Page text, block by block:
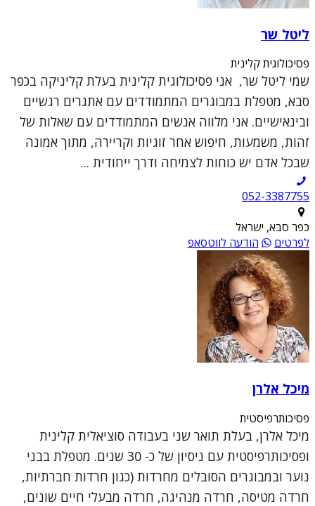
ליטל שר
פסיכולוגית קלינית
שמי ליטל שר, אני פסיכולוגית קלינית בעלת קליניקה בכפר
סבא, מטפלת במבוגרים המתמודדים עם אתגרים רגשיים
ובינאישיים. אני מלווה אנשים המתמודדים עם שאלות של
זהות, משמעות, חיפוש אחר זוגיות וקריירה, מתוך אמונה
שבכל אדם יש כוחות לצמיחה ודרך ייחודית ...
052-3387755
כפר סבא, ישראל
לפרטים
הודעה לווטסאפ
מיכל אלרן
פסיכותרפיסטית
מיכל אלרן, בעלת תואר שני בעבודה סוציאלית קלינית
ופסיכותרפיסטית עם ניסיון של כ- 30 שנים. מטפלת בבני
נוער ובמבוגרים הסובלים מחרדות (כגון חרדות חברתיות,
חרדה מטיסה, חרדה מנהיגה, חרדה מבעלי חיים שונים,